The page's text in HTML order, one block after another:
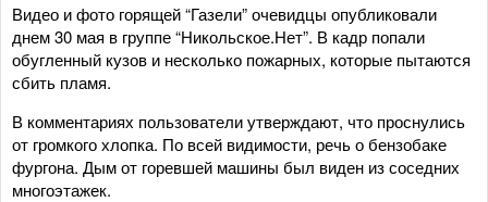
Видео и фото горящей “Газели” очевидцы опубликовали
днем 30 мая в группе “Никольское.Нет”. В кадр попали
обугленный кузов и несколько пожарных, которые пытаются
сбить пламя.
В комментариях пользователи утверждают, что проснулись
от громкого хлопка. По всей видимости, речь о бензобаке
фургона. Дым от горевшей машины был виден из соседних
многоэтажек.